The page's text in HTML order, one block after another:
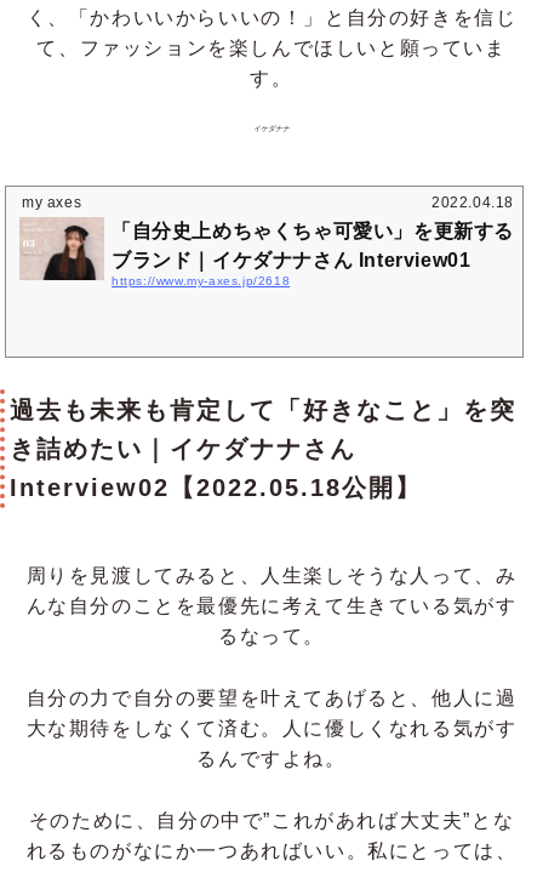
く、「かわいいからいいの！」と自分の好きを信じ
て、ファッションを楽しんでほしいと願っていま
す。
イケダナナ
my axes 2022.04.18
「自分史上めちゃくちゃ可愛い」を更新する
ブランド｜イケダナナさん Interview01
https://www.my-axes.jp/2618
過去も未来も肯定して「好きなこと」を突
き詰めたい｜イケダナナさん
Interview02【2022.05.18公開】
周りを見渡してみると、人生楽しそうな人って、み
んな自分のことを最優先に考えて生きている気がす
るなって。
自分の力で自分の要望を叶えてあげると、他人に過
大な期待をしなくて済む。人に優しくなれる気がす
るんですよね。
そのために、自分の中で”これがあれば大丈夫”とな
れるものがなにか一つあればいい。私にとっては、